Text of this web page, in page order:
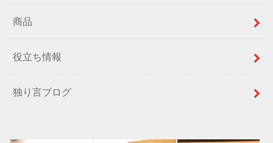
商品
役立ち情報
独り言ブログ